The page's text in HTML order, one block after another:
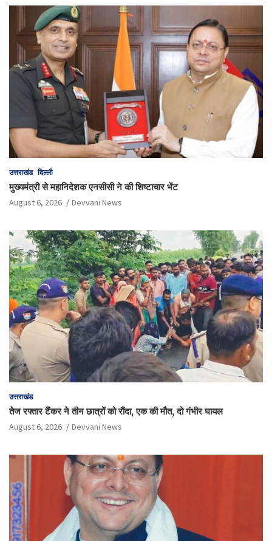
उत्तराखंड दिल्ली
मुख्यमंत्री से महानिदेशक एनसीसी ने की शिष्टाचार भेंट
August 6, 2026 Devvani News
उत्तराखंड
तेज रफ्तार टैंकर ने तीन छात्रों को रौंदा, एक की मौत, दो गंभीर घायल
August 6, 2026 Devvani News